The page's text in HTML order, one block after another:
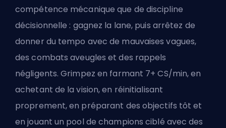
compétence mécanique que de discipline
décisionnelle : gagnez la lane, puis arrêtez de
donner du tempo avec de mauvaises vagues,
des combats aveugles et des rappels
négligents. Grimpez en farmant 7+ CS/min, en
achetant de la vision, en réinitialisant
proprement, en préparant des objectifs tôt et
en jouant un pool de champions ciblé avec des